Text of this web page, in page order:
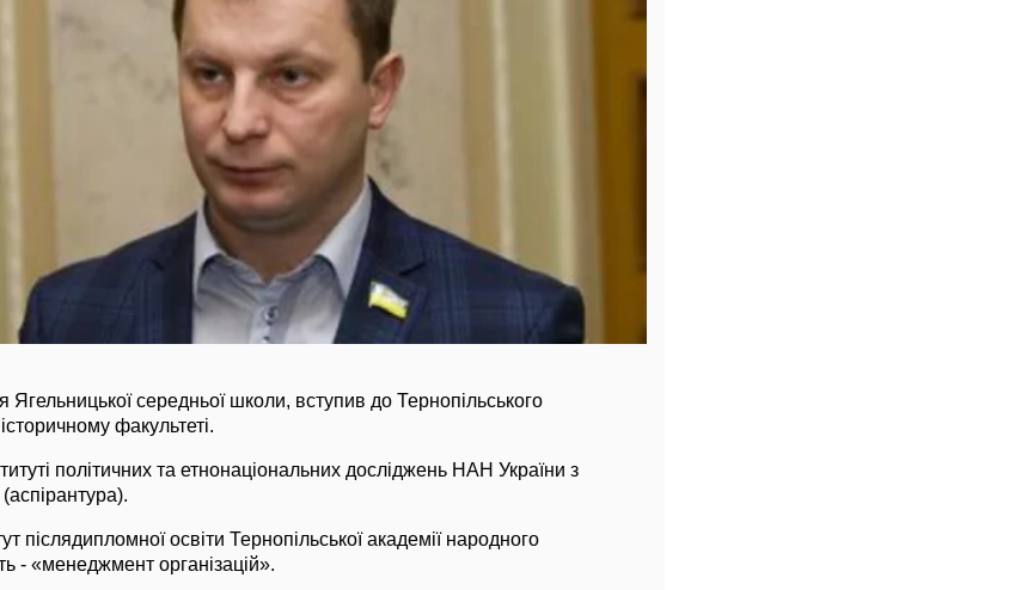
Ягельницької середньої школи, вступив до Тернопільського
факультеті.
політичних та етнонаціональних досліджень НАН України з
післядипломної освіти Тернопільської академії народного
- «менеджмент організацій».